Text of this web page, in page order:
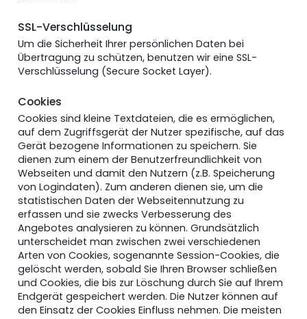
SSL-Verschlüsselung
Um die Sicherheit Ihrer persönlichen Daten bei
Übertragung zu schützen, benutzen wir eine SSL-
Verschlüsselung (Secure Socket Layer).
Cookies
Cookies sind kleine Textdateien, die es ermöglichen,
auf dem Zugriffsgerät der Nutzer spezifische, auf das
Gerät bezogene Informationen zu speichern. Sie
dienen zum einem der Benutzerfreundlichkeit von
Webseiten und damit den Nutzern (z.B. Speicherung
von Logindaten). Zum anderen dienen sie, um die
statistischen Daten der Webseitennutzung zu
erfassen und sie zwecks Verbesserung des
Angebotes analysieren zu können. Grundsätzlich
unterscheidet man zwischen zwei verschiedenen
Arten von Cookies, sogenannte Session-Cookies, die
gelöscht werden, sobald Sie Ihren Browser schließen
und Cookies, die bis zur Löschung durch Sie auf Ihrem
Endgerät gespeichert werden. Die Nutzer können auf
den Einsatz der Cookies Einfluss nehmen. Die meisten